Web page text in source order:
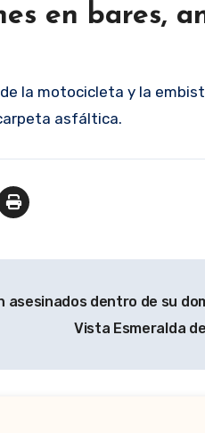
en bares,
la motocicleta y la
asfáltica.
asesinados dentro de su
Vista Esmeralda